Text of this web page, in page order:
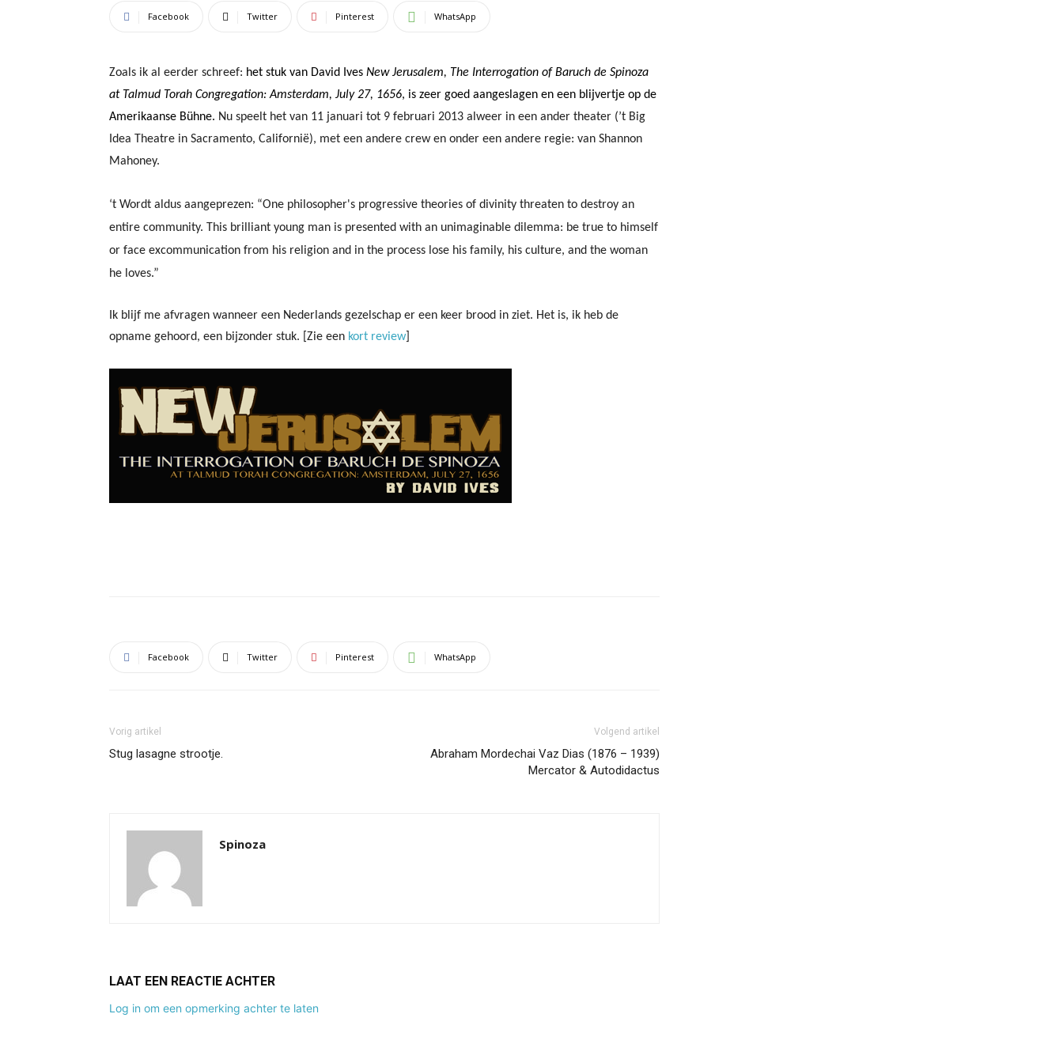
Facebook Twitter Pinterest WhatsApp
Zoals ik al eerder schreef: het stuk van David Ives New Jerusalem, The Interrogation of Baruch de Spinoza
at Talmud Torah Congregation: Amsterdam, July 27, 1656, is zeer goed aangeslagen en een blijvertje op de
Amerikaanse Bühne. Nu speelt het van 11 januari tot 9 februari 2013 alweer in een ander theater (’t Big
Idea Theatre in Sacramento, Californië), met een andere crew en onder een andere regie: van Shannon
Mahoney.
‘t Wordt aldus aangeprezen: “One philosopher's progressive theories of divinity threaten to destroy an
entire community. This brilliant young man is presented with an unimaginable dilemma: be true to himself
or face excommunication from his religion and in the process lose his family, his culture, and the woman
he loves.”
Ik blijf me afvragen wanneer een Nederlands gezelschap er een keer brood in ziet. Het is, ik heb de
opname gehoord, een bijzonder stuk. [Zie een kort review]
Facebook Twitter Pinterest WhatsApp
Vorig artikel
Stug lasagne strootje.
Volgend artikel
Abraham Mordechai Vaz Dias (1876 – 1939)
Mercator & Autodidactus
Spinoza
LAAT EEN REACTIE ACHTER
Log in om een opmerking achter te laten